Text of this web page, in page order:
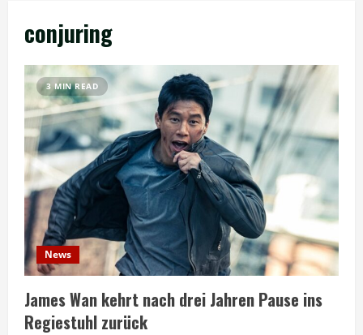
conjuring
3 MIN READ
News
James Wan kehrt nach drei Jahren Pause ins
Regiestuhl zurück